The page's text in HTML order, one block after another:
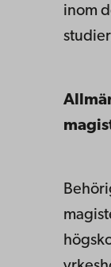
inom